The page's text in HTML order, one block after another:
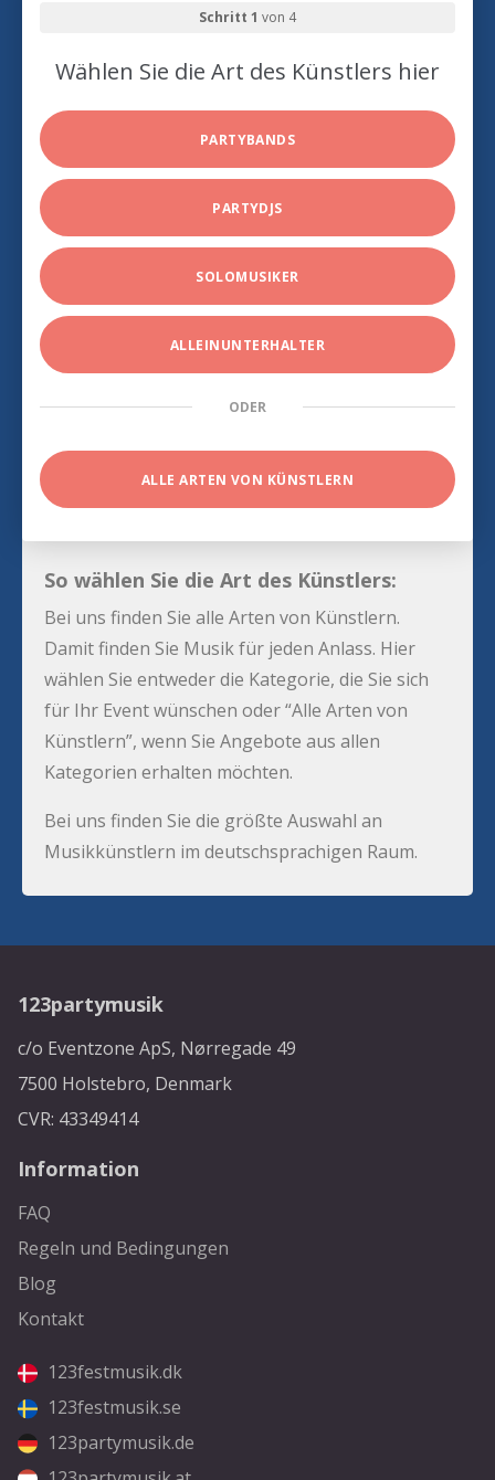
Schritt 1 von 4
Wählen Sie die Art des Künstlers hier
PARTYBANDS
PARTYDJS
SOLOMUSIKER
ALLEINUNTERHALTER
ODER
ALLE ARTEN VON KÜNSTLERN
So wählen Sie die Art des Künstlers:
Bei uns finden Sie alle Arten von Künstlern.
Damit finden Sie Musik für jeden Anlass. Hier
wählen Sie entweder die Kategorie, die Sie sich
für Ihr Event wünschen oder “Alle Arten von
Künstlern”, wenn Sie Angebote aus allen
Kategorien erhalten möchten.
Bei uns finden Sie die größte Auswahl an
Musikkünstlern im deutschsprachigen Raum.
123partymusik
c/o Eventzone ApS, Nørregade 49
7500 Holstebro, Denmark
CVR: 43349414
Information
FAQ
Regeln und Bedingungen
Blog
Kontakt
123festmusik.dk
123festmusik.se
123partymusik.de